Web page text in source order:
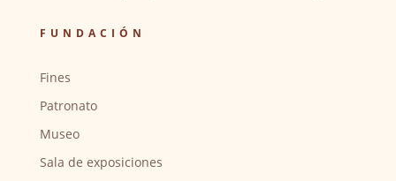
FUNDACIÓN
Fines
Patronato
Museo
Sala de exposiciones